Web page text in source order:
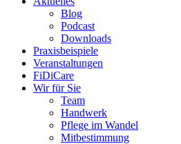
Blog
Podcast
Downloads
Praxisbeispiele
Veranstaltungen
FiDiCare
Wir für Sie
Team
Handwerk
Pflege im Wandel
Mitbestimmung